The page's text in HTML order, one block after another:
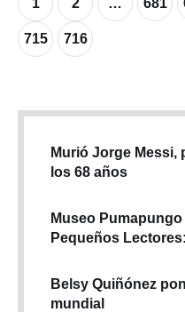
715 716
Murió Jorge Messi,
los 68 años
Museo
Pequeños
Belsy Quiñónez
mundial